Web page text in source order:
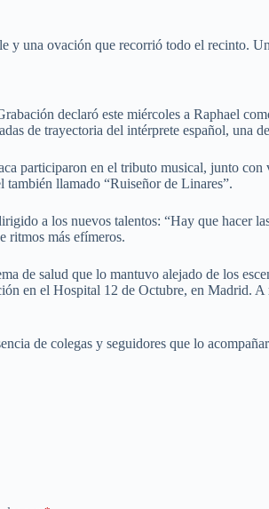
una ovación que recorrió todo el recinto.
declaró este miércoles a Raphael
de trayectoria del intérprete español, una
participaron en el tributo musical, junto
también llamado “Ruiseñor de Linares”.
a los nuevos talentos: “Hay que hacer
ritmos más efímeros.
de salud que lo mantuvo alejado de los
en el Hospital 12 de Octubre, en Madrid.
de colegas y seguidores que lo